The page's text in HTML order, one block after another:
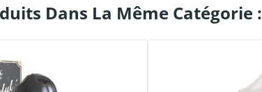
Dans La Même Catégorie :